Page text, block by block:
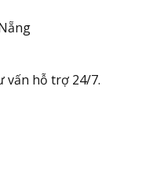
vấn hỗ trợ 24/7.